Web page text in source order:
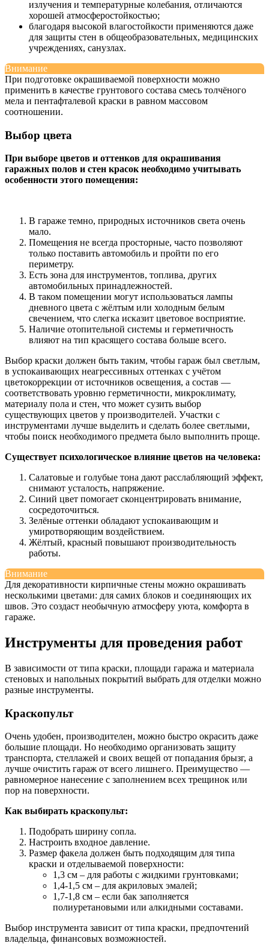
излучения и температурные колебания, отличаются
хорошей атмосферостойкостью;
благодаря высокой влагостойкости применяются даже
для защиты стен в общеобразовательных, медицинских
учреждениях, санузлах.
Внимание
При подготовке окрашиваемой поверхности можно
применить в качестве грунтового состава смесь толчёного
мела и пентафталевой краски в равном массовом
соотношении.
Выбор цвета
При выборе цветов и оттенков для окрашивания
гаражных полов и стен красок необходимо учитывать
особенности этого помещения:
В гараже темно, природных источников света очень
мало.
Помещения не всегда просторные, часто позволяют
только поставить автомобиль и пройти по его
периметру.
Есть зона для инструментов, топлива, других
автомобильных принадлежностей.
В таком помещении могут использоваться лампы
дневного цвета с жёлтым или холодным белым
свечением, что слегка исказит цветовое восприятие.
Наличие отопительной системы и герметичность
влияют на тип красящего состава больше всего.
Выбор краски должен быть таким, чтобы гараж был светлым,
в успокаивающих неагрессивных оттенках с учётом
цветокоррекции от источников освещения, а состав —
соответствовать уровню герметичности, микроклимату,
материалу пола и стен, что может сузить выбор
существующих цветов у производителей. Участки с
инструментами лучше выделить и сделать более светлыми,
чтобы поиск необходимого предмета было выполнить проще.
Существует психологическое влияние цветов на человека:
Салатовые и голубые тона дают расслабляющий эффект,
снимают усталость, напряжение.
Синий цвет помогает сконцентрировать внимание,
сосредоточиться.
Зелёные оттенки обладают успокаивающим и
умиротворяющим воздействием.
Жёлтый, красный повышают производительность
работы.
Внимание
Для декоративности кирпичные стены можно окрашивать
несколькими цветами: для самих блоков и соединяющих их
швов. Это создаст необычную атмосферу уюта, комфорта в
гараже.
Инструменты для проведения работ
В зависимости от типа краски, площади гаража и материала
стеновых и напольных покрытий выбрать для отделки можно
разные инструменты.
Краскопульт
Очень удобен, производителен, можно быстро окрасить даже
большие площади. Но необходимо организовать защиту
транспорта, стеллажей и своих вещей от попадания брызг, а
лучше очистить гараж от всего лишнего. Преимущество —
равномерное нанесение с заполнением всех трещинок или
пор на поверхности.
Как выбирать краскопульт:
Подобрать ширину сопла.
Настроить входное давление.
Размер факела должен быть подходящим для типа
краски и отделываемой поверхности:
1,3 см – для работы с жидкими грунтовками;
1,4-1,5 см – для акриловых эмалей;
1,7-1,8 см – если бак заполняется
полиуретановыми или алкидными составами.
Выбор инструмента зависит от типа краски, предпочтений
владельца, финансовых возможностей.